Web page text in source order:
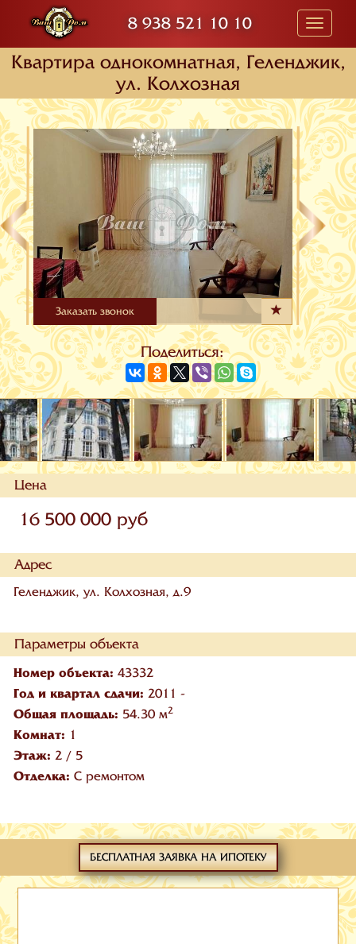
8 938 521 10 10
Toggle
Квартира oднокомнатная, Геленджик,
ул. Колхозная
Заказать звонок
Поделиться:
Цена
16 500 000 руб
Адрес
Геленджик, ул. Колхозная, д.9
Параметры объекта
Номер объекта: 43332
Год и квартал сдачи: 2011 -
Общая площадь: 54.30 м2
Комнат: 1
Этаж: 2/ 5
Отделка: С ремонтом
БЕСПЛАТНАЯ ЗАЯВКА НА ИПОТЕКУ